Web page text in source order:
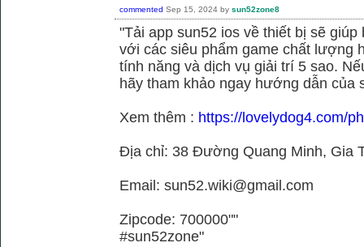
commented Sep 15, 2024 by sun52zone8
"Tải app sun52 ios về thiết bị sẽ
với các siêu phẩm game chất lượng
tính năng và dịch vụ giải trí 5 sao.
hãy tham khảo ngay hướng dẫn của
Xem thêm : https://lovelydog4.com/
Địa chỉ: 38 Đường Quang Minh, Gia
Email: sun52.wiki@gmail.com
Zipcode: 700000""
#sun52zone"